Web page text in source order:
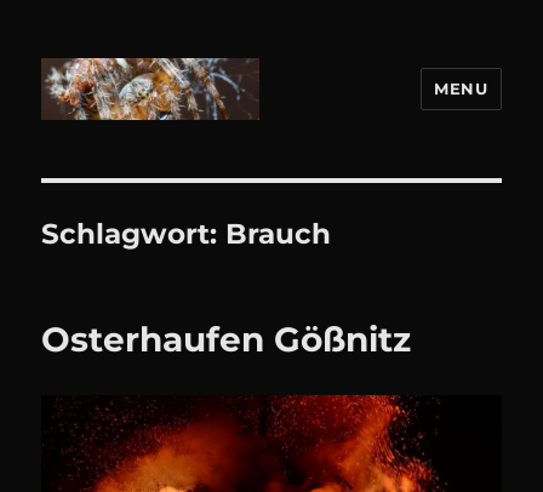
MENU
Schlagwort: Brauch
Osterhaufen Gößnitz